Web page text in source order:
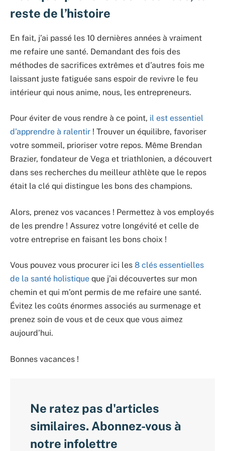
reste de l’histoire
En fait, j’ai passé les 10 dernières années à vraiment
me refaire une santé. Demandant des fois des
méthodes de sacrifices extrêmes et d’autres fois me
laissant juste fatiguée sans espoir de revivre le feu
intérieur qui nous anime, nous, les entrepreneurs.
Pour éviter de vous rendre à ce point, il est essentiel
d’apprendre à ralentir ! Trouver un équilibre, favoriser
votre sommeil, prioriser votre repos. Même Brendan
Brazier, fondateur de Vega et triathlonien, a découvert
dans ses recherches du meilleur athlète que le repos
était la clé qui distingue les bons des champions.
Alors, prenez vos vacances ! Permettez à vos employés
de les prendre ! Assurez votre longévité et celle de
votre entreprise en faisant les bons choix !
Vous pouvez vous procurer ici les 8 clés essentielles
de la santé holistique que j’ai découvertes sur mon
chemin et qui m’ont permis de me refaire une santé.
Évitez les coûts énormes associés au surmenage et
prenez soin de vous et de ceux que vous aimez
aujourd’hui.
Bonnes vacances !
Ne ratez pas d'articles
similaires. Abonnez-vous à
notre infolettre